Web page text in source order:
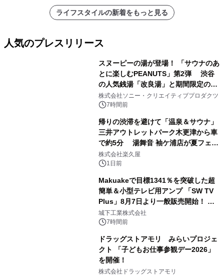
ライフスタイルの新着をもっと見る
人気のプレスリリース
スヌーピーの湯が登場！ 「サウナのあ
とに楽しむPEANUTS」第2弾 渋谷
の人気銭湯「改良湯」と期間限定のコ
ラボレーション サウナイキタイコラ
ボグッズも発売決定！
株式会社ソニー・クリエイティブプロダクツ
7時間前
帰りの渋滞を避けて「温泉＆サウナ」
三井アウトレットパーク木更津から車
で約5分 湯舞音 袖ケ浦店が夏フェア
メニューを提供
株式会社楽久屋
1日前
Makuakeで目標1341％を突破した超
簡単＆小型テレビ用アンプ 「SW TV
Plus」8月7日より一般販売開始！ ケ
ーブル1本つなぐだけ、テレビの音が
ぐっと豊かに
城下工業株式会社
7時間前
ドラッグストアモリ みらいプロジェ
クト 「子どもお仕事参観デー2026」
を開催！
株式会社ドラッグストアモリ